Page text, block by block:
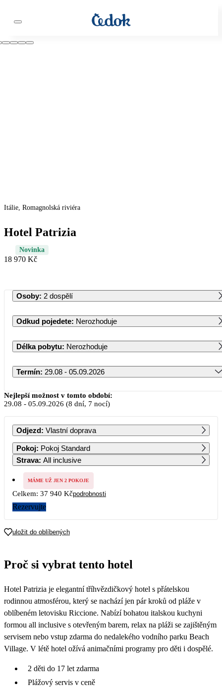
Itálie, Romagnolská riviéra
Hotel Patrizia
Novinka
18 970 Kč
Osoby: 2 dospělí
Odkud pojedete: Nerozhoduje
Délka pobytu: Nerozhoduje
Termín: 29.08 - 05.09.2026
Srpen 2026
PO ÚT ST ČT PÁ SO NE
1 2
3 4 5 6 7 8 9
10 11 12
17 18 19 20 21 22 23
Nejlepší možnost v tomto období:
29.08 - 05.09.2026 (8 dní, 7 nocí)
Odjezd: Vlastní doprava
Pokoj: Pokoj Standard
Strava: All inclusive
MÁME UŽ JEN 2 POKOJE
Celkem: 37 940 Kčpodrobnosti
Rezervujte
uložit do oblíbených
Proč si vybrat tento hotel
Hotel Patrizia je elegantní tříhvězdičkový hotel s přátelskou
rodinnou atmosférou, který se nachází jen pár kroků od pláže v
oblíbeném letovisku Riccione. Nabízí bohatou italskou kuchyni
formou all inclusive s otevřeným barem, relax na pláži se zajištěným
servisem nebo vstup zdarma do nedalekého vodního parku Beach
Village. V létě hotel ožívá animačními programy pro děti i dospělé.
2 děti do 17 let zdarma
Plážový servis v ceně